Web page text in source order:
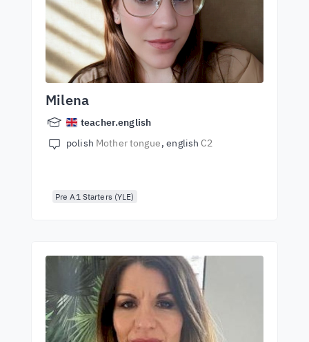
Milena
teacher.english
polish Mother tongue english C2
Pre A1 Starters (YLE)